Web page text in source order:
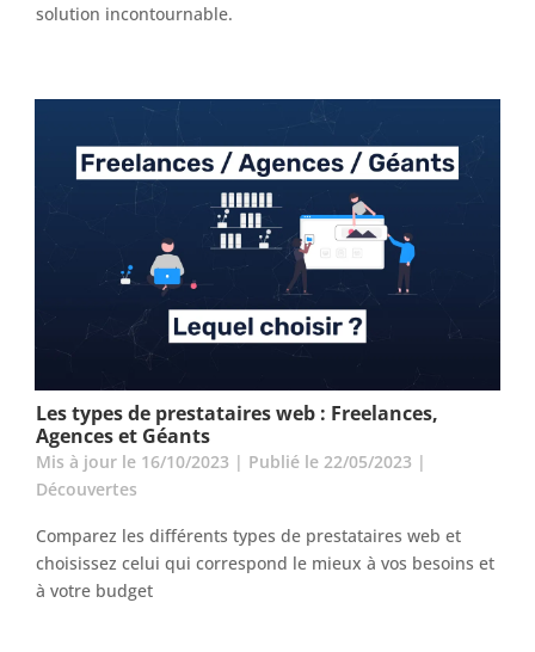
solution incontournable.
Les types de prestataires web : Freelances,
Agences et Géants
Mis à jour le 16/10/2023 | Publié le 22/05/2023 |
Découvertes
Comparez les différents types de prestataires web et
choisissez celui qui correspond le mieux à vos besoins et
à votre budget